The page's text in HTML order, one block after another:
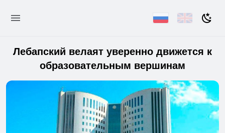
Лебапский велаят уверенно движется к
образовательным вершинам